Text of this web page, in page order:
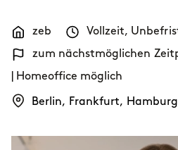
Nachhaltigkeit
New Work
INTERVIEW
Wie sieht der Alltag
bei zeb wirklich aus?
zeb Vollzeit,
zum nächstmöglichen
| Homeoffice möglich
Berlin, Frankfurt, Hamburg